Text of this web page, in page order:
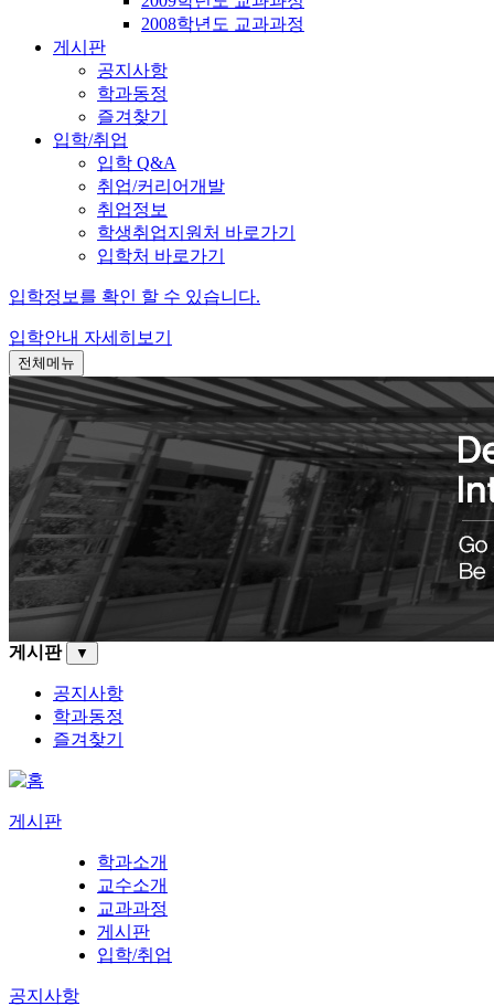
2008학년도 교과과정
게시판
공지사항
학과동정
즐겨찾기
입학/취업
입학 Q&A
취업/커리어개발
취업정보
학생취업지원처 바로가기
입학처 바로가기
입학정보를 확인 할 수 있습니다.
입학안내 자세히보기
전체메뉴
게시판 ▼
공지사항
학과동정
즐겨찾기
게시판
학과소개
교수소개
교과과정
게시판
입학/취업
공지사항